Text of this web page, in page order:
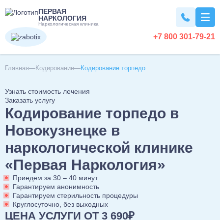
ПЕРВАЯ
НАРКОЛОГИЯ
Наркологическая клиника
+7 800 301-79-21
Вывод из запоя
Вывод из запоя на дому
Вывод из запоя в стационаре
Капельница от запоя
Капельница от алкоголя
Детокс капельница
Вызов нарколога на дом
Детоксикация алкоголиков
Срочный вывод из запоя
Экстренное вытрезвление
Вытрезвление на дому
Снятие ломки
Кодирование наркозависимости
УБОД
Нарколог на дом
Консультация нарколога
Консультация токсиколога
Наркологическая помощь
Алкоголизм
Лечение алкоголизма
Лечение алкоголизма в домашних условиях
Лечение алкоголизма в стационаре
Лечение алкоголизма круглосуточно
Лечение пивного алкоголизма
Нарколог на дом
Кодирование
Кодирование от алкоголизма
Кодирование на дому
Двойной блок
Похмелье
Лечение похмелья
Психиатрия
Главная Кодирование Кодирование торпедо
Кодирование торпедо в
Новокузнецке в
наркологической клинике
«Первая Наркология»
Приедем за 30 – 40 минут
Гарантируем анонимность
Гарантируем стерильность процедуры
Круглосуточно, без выходных
ЦЕНА УСЛУГИ ОТ 3 690₽
Узнать стоимость лечения
Заказать услугу